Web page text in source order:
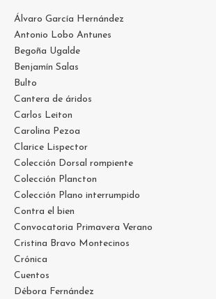
Álvaro García Hernández
Antonio Lobo Antunes
Begoña Ugalde
Benjamín Salas
Bulto
Cantera de áridos
Carlos Leiton
Carolina Pezoa
Clarice Lispector
Colección Dorsal rompiente
Colección Plancton
Colección Plano interrumpido
Contra el bien
Convocatoria Primavera Verano
Cristina Bravo Montecinos
Crónica
Cuentos
Débora Fernández